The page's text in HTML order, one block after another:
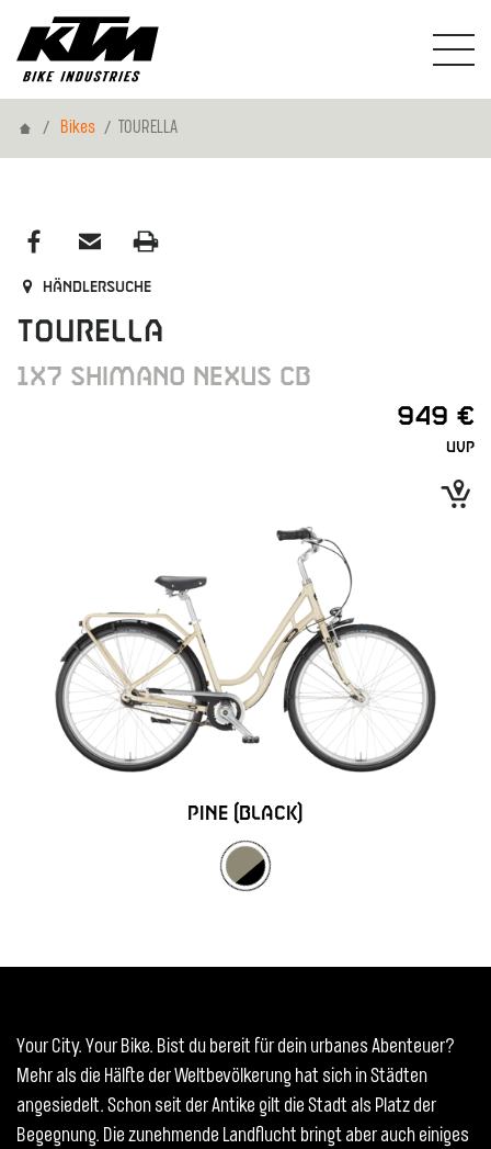
HomeBikes TOURELLA
Händlersuche
TOURELLA
1X7 SHIMANO NEXUS CB
949 €
UVP
PINE (BLACK)
Your City. Your Bike. Bist du bereit für dein urbanes Abenteuer?
Mehr als die Hälfte der Weltbevölkerung hat sich in Städten
angesiedelt. Schon seit der Antike gilt die Stadt als Platz der
Begegnung. Die zunehmende Landflucht bringt aber auch einiges